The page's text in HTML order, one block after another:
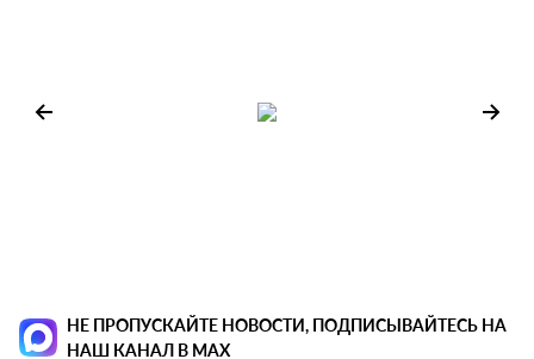
НЕ ПРОПУСКАЙТЕ НОВОСТИ, ПОДПИСЫВАЙТЕСЬ НА
НАШ КАНАЛ В MAX